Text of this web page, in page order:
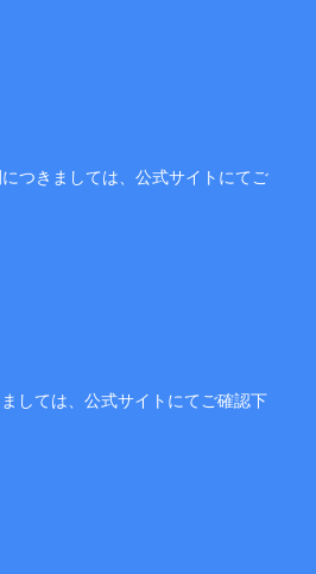
つきましては、公式サイトにてご
しては、公式サイトにてご確認下